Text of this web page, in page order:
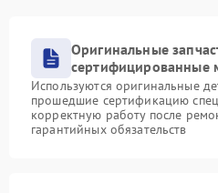
Оригинальные
сертифицированные
Используются оригинальные
прошедшие сертификацию
корректную работу после
гарантийных обязательств